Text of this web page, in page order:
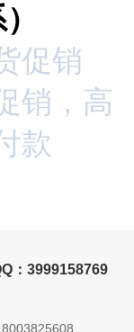
促销
销，高
款
：3999158769